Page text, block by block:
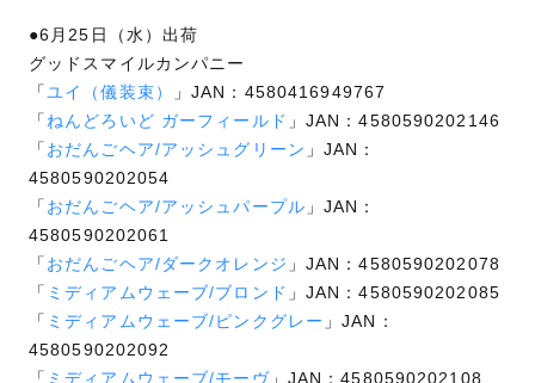
●6月25日（水）出荷
グッドスマイルカンパニー
「 ユイ（儀装束）
」JAN：4580416949767
「 ねんどろいど ガーフィールド 」JAN：4580590202146
「 おだんごヘア/アッシュグリーン 」JAN：
4580590202054
「 おだんごヘア/アッシュパープル 」JAN：
4580590202061
「 おだんごヘア/ダークオレンジ 」JAN：4580590202078
「 ミディアムウェーブ/ブロンド 」JAN：4580590202085
「 ミディアムウェーブ/ピンクグレー 」JAN：
4580590202092
「 ミディアムウェーブ/モーヴ」JAN：4580590202108